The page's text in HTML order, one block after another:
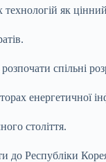
як
спільні
енергетичної
століття.
до Республіки